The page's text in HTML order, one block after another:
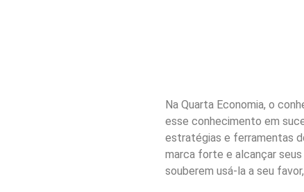
Na Quarta Economia, o
esse conhecimento em
estratégias e ferramentas
marca forte e alcançar
souberem usá-la a seu